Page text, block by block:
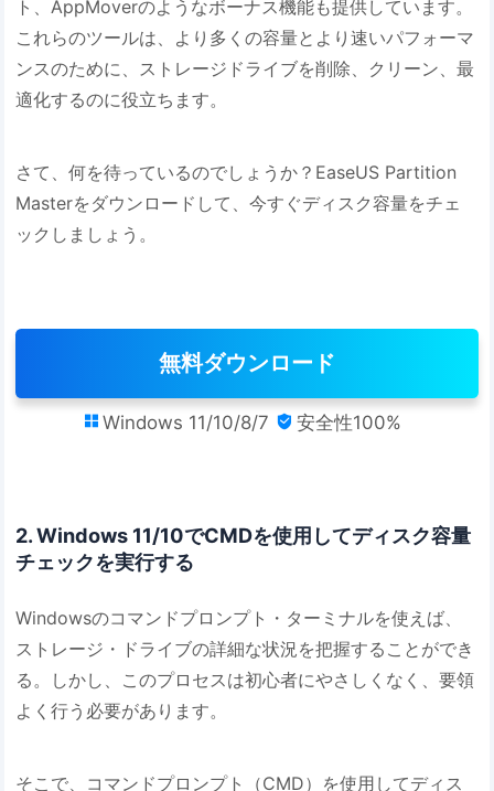
ト、AppMoverのようなボーナス機能も提供しています。
これらのツールは、より多くの容量とより速いパフォーマ
ンスのために、ストレージドライブを削除、クリーン、最
適化するのに役立ちます。
さて、何を待っているのでしょうか？EaseUS Partition
Masterをダウンロードして、今すぐディスク容量をチェ
ックしましょう。
無料ダウンロード
 Windows 11/10/8/7  安全性100%
2. Windows 11/10でCMDを使用してディスク容量
チェックを実行する
Windowsのコマンドプロンプト・ターミナルを使えば、
ストレージ・ドライブの詳細な状況を把握することができ
る。しかし、このプロセスは初心者にやさしくなく、要領
よく行う必要があります。
そこで、コマンドプロンプト（CMD）を使用してディス